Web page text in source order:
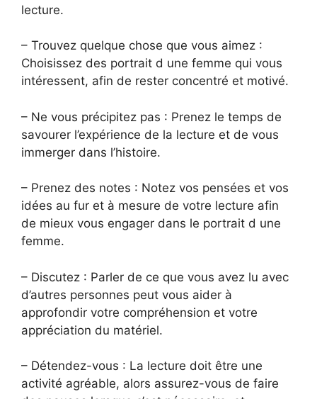
lecture.
– Trouvez quelque chose que vous aimez :
Choisissez des portrait d une femme qui vous
intéressent, afin de rester concentré et motivé.
– Ne vous précipitez pas : Prenez le temps de
savourer l’expérience de la lecture et de vous
immerger dans l’histoire.
– Prenez des notes : Notez vos pensées et vos
idées au fur et à mesure de votre lecture afin
de mieux vous engager dans le portrait d une
femme.
– Discutez : Parler de ce que vous avez lu avec
d’autres personnes peut vous aider à
approfondir votre compréhension et votre
appréciation du matériel.
– Détendez-vous : La lecture doit être une
activité agréable, alors assurez-vous de faire